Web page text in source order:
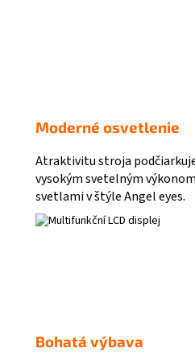
Moderné osvetlenie
Atraktivitu stroja
vysokým svetelným
svetlami v štýle Angel eyes.
Bohatá výbava